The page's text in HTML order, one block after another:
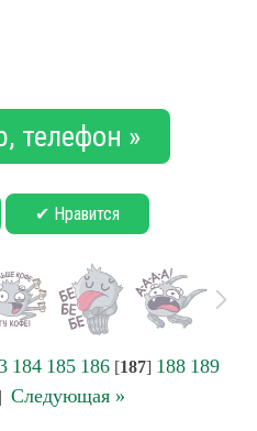
телефон »
✔ Нравится
184 185 186[187] 188 189
| Следующая »